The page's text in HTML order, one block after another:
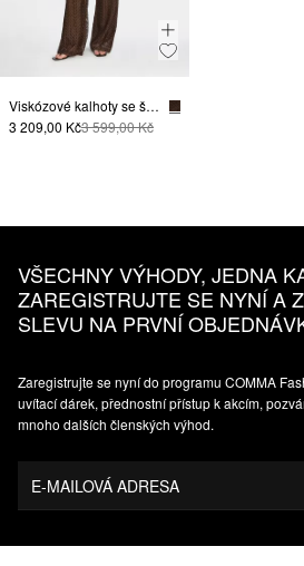
Viskózové kalhoty se širokými nohavicemi
3 209,00 Kč3 599,00 Kč
VŠECHNY VÝHODY, JEDNA
ZAREGISTRUJTE SE NYNÍ A
SLEVU NA PRVNÍ
Zaregistrujte se nyní do programu COMMA
uvítací dárek, přednostní přístup k akcím,
mnoho dalších členských výhod.
E-MAILOVÁ ADRESA